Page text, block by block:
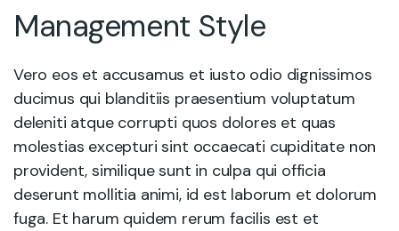
Management Style
Vero eos et accusamus et iusto odio dignissimos
ducimus qui blanditiis praesentium voluptatum
deleniti atque corrupti quos dolores et quas
molestias excepturi sint occaecati cupiditate non
provident, similique sunt in culpa qui officia
deserunt mollitia animi, id est laborum et dolorum
fuga. Et harum quidem rerum facilis est et